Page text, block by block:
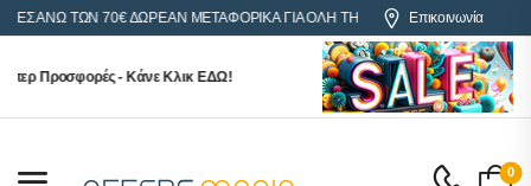
ΑΝΩ ΤΩΝ 70€ ΔΩΡΕΑΝ ΜΕΤΑΦΟΡΙΚΑ ΓΙΑ ΟΛΗ ΤΗΝ ΕΛΛΑΔΑΕπικοινωνία
Προσφορές - Κάνε Κλικ ΕΔΩ!
0